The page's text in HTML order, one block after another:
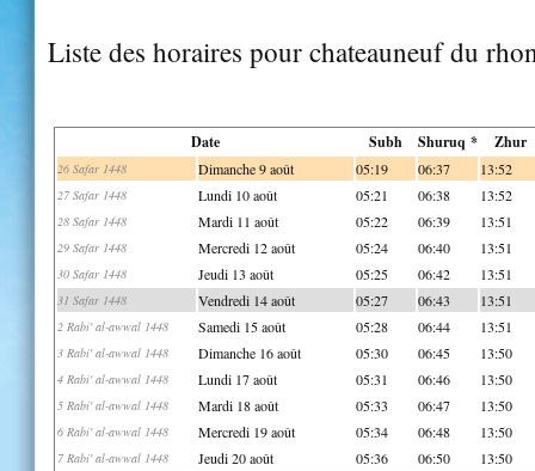
Liste des horaires pour chateauneuf du
Date Subh Shuruq * Zhur
26 Safar 1448 Dimanche 9 août 05:19 06:37 13:52
27 Safar 1448 Lundi 10 août 05:21 06:38 13:52
28 Safar 1448 Mardi 11 août 05:22 06:39 13:51
29 Safar 1448 Mercredi 12 août 05:24 06:40 13:51
30 Safar 1448 Jeudi 13 août 05:25 06:42 13:51
31 Safar 1448 Vendredi 14 août 05:27 06:43 13:51
2 Rabi' al-awwal 1448 Samedi 15 août 05:28 06:44 13:51
3 Rabi' al-awwal 1448 Dimanche 16 août 05:30 06:45 13:50
4 Rabi' al-awwal 1448 Lundi 17 août 05:31 06:46 13:50
5 Rabi' al-awwal 1448 Mardi 18 août 05:33 06:47 13:50
6 Rabi' al-awwal 1448 Mercredi 19 août 05:34 06:48 13:50
7 Rabi' al-awwal 1448 Jeudi 20 août 05:36 06:50 13:50